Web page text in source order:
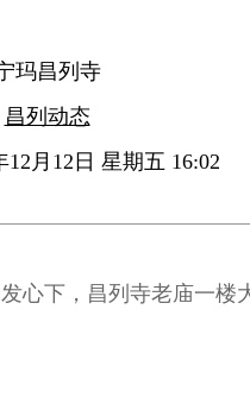
玛昌列寺
昌列动态
12月12日 星期五 16:02
心下，昌列寺老庙一楼